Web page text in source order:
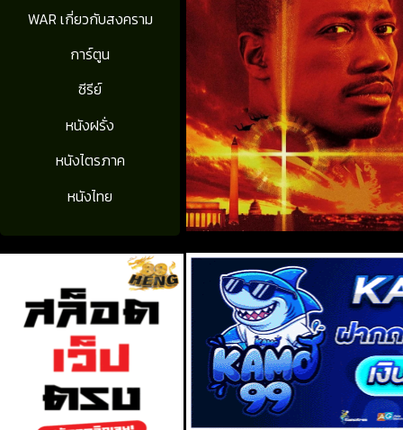
WAR เกี่ยวกับสงคราม
การ์ตูน
ซีรีย์
หนังฝรั่ง
หนังไตรภาค
หนังไทย